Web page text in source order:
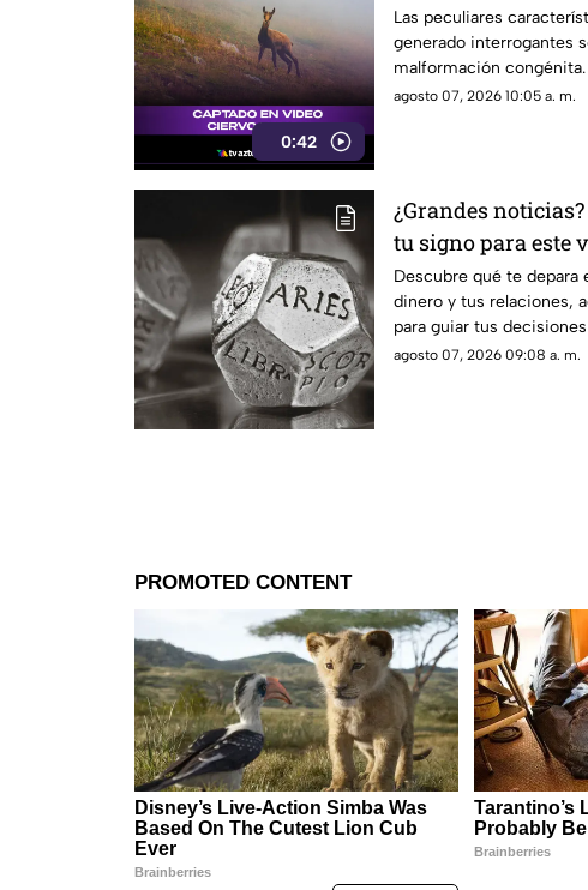
0:42
sociales
Las peculiares
generado interrogantes
malformación congénita.
agosto 07, 2026 10:05 a. m.
¿Grandes
tu signo para este
Descubre qué te depara
dinero y tus relaciones,
para guiar tus
agosto 07, 2026 09:08 a. m.